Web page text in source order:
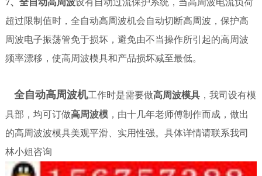
7、全自动高周波设有自动过流保护系统，当高周波电流负荷
超过限制值时，全自动高周波机会自动切断高周波，保护高
周波电子振荡管免于损坏，避免由不当操作所引起的高周波
频率漂移，使高周波模具和产品损坏减至最低。
全自动高周波机工作时是需要做高周波模具，我司设有模
具部，均可订做高周波模，由十几年老师傅制作而成，做出
的高周波波模具美观平滑、实用性强。具体详情请联系我司
林小姐咨询